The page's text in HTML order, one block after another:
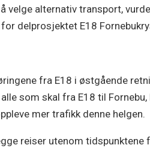
velge alternativ transport,
delprosjektet E18
fra E18 i østgående
som skal fra E18 til Fornebu,
mer trafikk denne helgen.
reiser utenom tidspunktene